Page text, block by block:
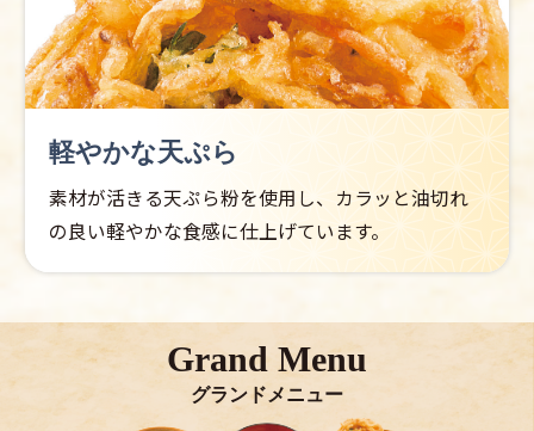
軽やかな天ぷら
素材が活きる天ぷら粉を使用し、カラッと油切れ
の良い軽やかな食感に仕上げています。
Grand Menu
グランドメニュー